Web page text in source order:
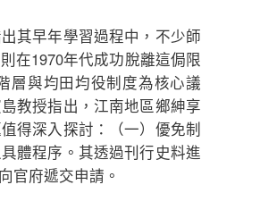
其早年學習過程中，不少師
在1970年代成功脫離這侷限
層與均田均役制度為核心議
教授指出，江南地區鄉紳享
得深入探討：（一）優免制
體程序。其透過刊行史料進
官府遞交申請。